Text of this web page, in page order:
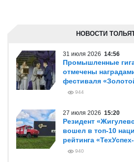
НОВОСТИ
31 июля 2026 14:56
Промышленные
отмечены
фестиваля
944
27 июля 2026 15:20
Резидент
вошел в топ-10
рейтинга
940